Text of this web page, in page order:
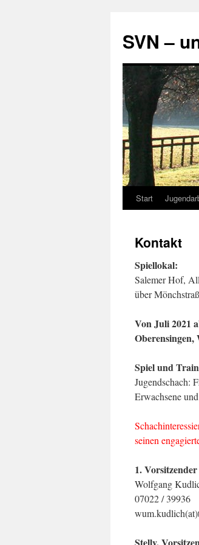
SVN –
Zum
springen
Start
Kontakt
Spiellokal:
Salemer Hof,
über
Von Juli 2021
Oberensingen,
Spiel und
Jugendschach:
Erwachsene
seinen
1. Vorsitzender
Wolfgang
07022 / 39936